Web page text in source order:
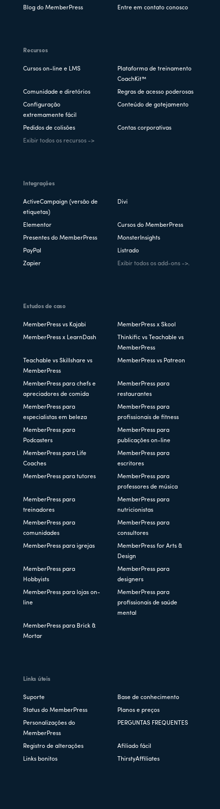
Blog do MemberPress Entre em contato conosco
Recursos
Cursos on-line e LMS
Plataforma de treinamento
CoachKit™
Comunidade e diretórios Regras de acesso poderosas
Configuração
extremamente fácil
Conteúdo de gotejamento
Pedidos de colisões Contas corporativas
Exibir todos os recursos ->
Integrações
ActiveCampaign (versão de
etiquetas)
Divi
Elementor Cursos do MemberPress
Presentes do MemberPress MonsterInsights
PayPal Listrado
Zapier Exibir todos os add-ons ->.
Estudos de caso
MemberPress vs Kajabi MemberPress x Skool
MemberPress x LearnDash
Thinkific vs Teachable vs
MemberPress
Teachable vs Skillshare vs
MemberPress
MemberPress vs Patreon
MemberPress para chefs e
apreciadores de comida
MemberPress para
restaurantes
MemberPress para
especialistas em beleza
MemberPress para
profissionais de fitness
MemberPress para
Podcasters
MemberPress para
publicações on-line
MemberPress para Life
Coaches
MemberPress para
escritores
MemberPress para tutores
MemberPress para
professores de música
MemberPress para
treinadores
MemberPress para
nutricionistas
MemberPress para
comunidades
MemberPress para
consultores
MemberPress para igrejas
MemberPress for Arts &
Design
MemberPress para
Hobbyists
MemberPress para
designers
MemberPress para lojas on-
line
MemberPress para
profissionais de saúde
mental
MemberPress para Brick &
Mortar
Links úteis
Suporte Base de conhecimento
Status do MemberPress Planos e preços
Personalizações do
MemberPress
PERGUNTAS FREQUENTES
Registro de alterações Afiliado fácil
Links bonitos ThirstyAffiliates